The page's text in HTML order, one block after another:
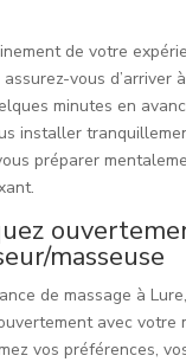
de votre
vous d’arriver
minutes en
installer
préparer
masseuse
de massage à
avec votre
vos préférences,